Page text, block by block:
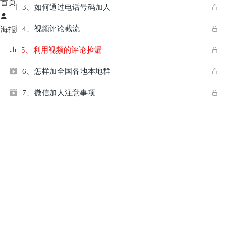

 3、如何通过电话号码加人

 4、视频评论截流

5、利用视频的评论捡漏

 6、怎样加全国各地本地群

 7、微信加人注意事项
首页

海报